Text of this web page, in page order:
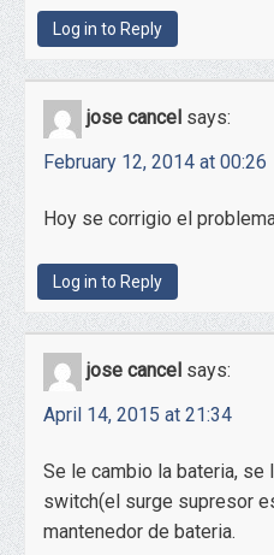
Log in to Reply
jose cancel says:
February 12, 2014 at 00:26
Hoy se corrigio el
Log in to Reply
jose cancel says:
April 14, 2015 at 21:34
Se le cambio la bateria, se
switch(el surge supresor
mantenedor de bateria.